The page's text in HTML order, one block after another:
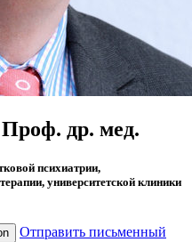
др. мед.
психиатрии,
университетской клиники
Отправить письменный